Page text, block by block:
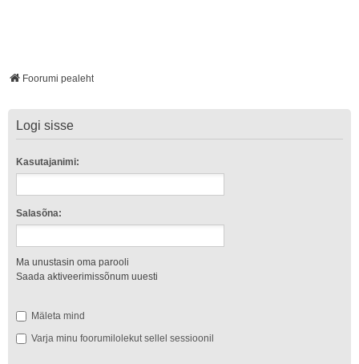
Foorumi pealeht
Logi sisse
Kasutajanimi:
Salasõna:
Ma unustasin oma parooli
Saada aktiveerimissõnum uuesti
Mäleta mind
Varja minu foorumilolekut sellel sessioonil